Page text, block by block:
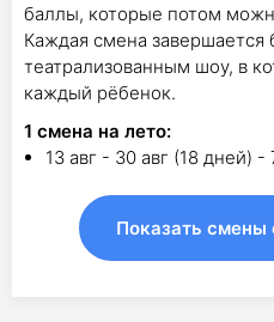
баллы, которые потом
Каждая смена
театрализованным шоу, в
каждый рёбенок.
1 смена на лето:
13 авг - 30 авг (18 дней) -
Показать смены